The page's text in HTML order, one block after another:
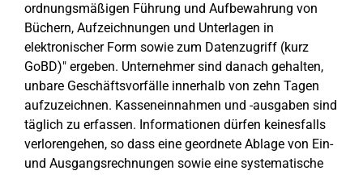
ordnungsmäßigen Führung und Aufbewahrung von
Büchern, Aufzeichnungen und Unterlagen in
elektronischer Form sowie zum Datenzugriff (kurz
GoBD)" ergeben. Unternehmer sind danach gehalten,
unbare Geschäftsvorfälle innerhalb von zehn Tagen
aufzuzeichnen. Kasseneinnahmen und -ausgaben sind
täglich zu erfassen. Informationen dürfen keinesfalls
verlorengehen, so dass eine geordnete Ablage von Ein-
und Ausgangsrechnungen sowie eine systematische